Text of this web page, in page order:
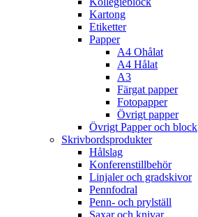
Kartong
Etiketter
Papper
A4 Ohålat
A4 Hålat
A3
Färgat papper
Fotopapper
Övrigt papper
Övrigt Papper och block
Skrivbordsprodukter
Hålslag
Konferenstillbehör
Linjaler och gradskivor
Pennfodral
Penn- och prylställ
Saxar och knivar